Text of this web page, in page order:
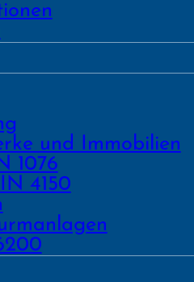
und Immobilien
1076
4150